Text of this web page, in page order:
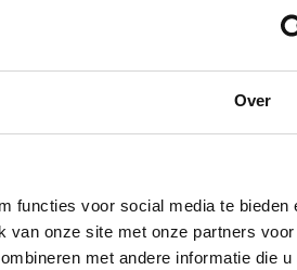
Over
functies voor social media te bieden
van onze site met onze partners
met andere informatie die u